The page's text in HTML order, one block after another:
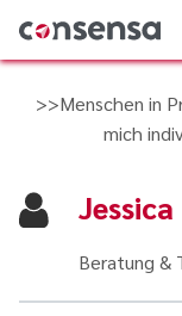
>>Menschen in
mich
Beratung &